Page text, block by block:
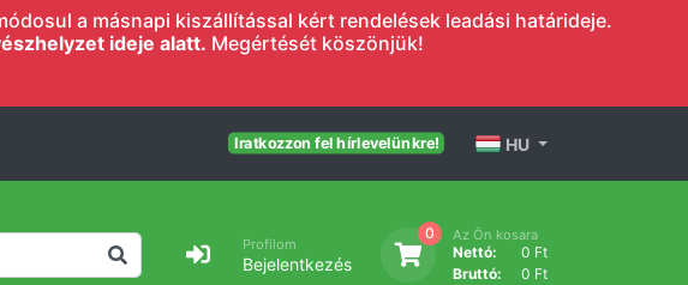
a másnapi kiszállítással kért rendelések leadási határideje.
ideje alatt. Megértését köszönjük!
Iratkozzon fel hírlevelünkre! HU
Profilom
Bejelentkezés
0 Az Ön kosara
Nettó:
0 Ft
Bruttó:
0 Ft